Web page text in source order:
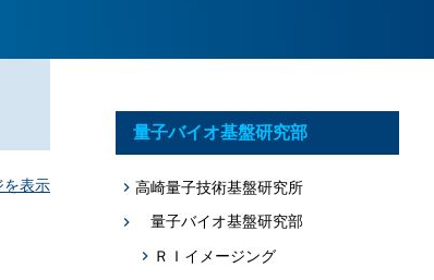
技術シーズ集／知財マップ
プログラム・データベース成果物一覧
を表示
量子バイオ基盤研究部
高崎量子技術基盤研究所
量子バイオ基盤研究部
ＲＩイメージング